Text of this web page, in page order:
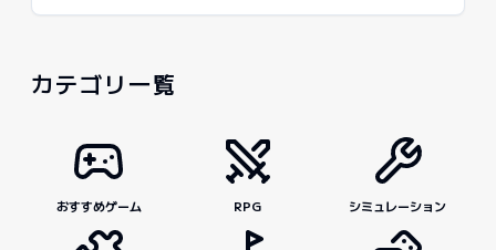
カテゴリ一覧
おすすめゲーム RPG シミュレーション